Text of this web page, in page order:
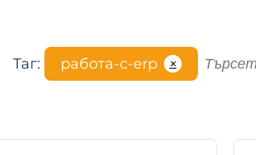
Таг: работа-с-erp ✕
S
e